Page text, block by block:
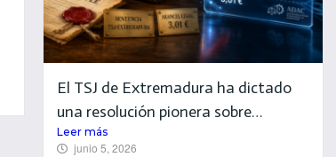
El TSJ de Extremadura ha dictado
una resolución pionera sobre…
Leer más
junio 5, 2026